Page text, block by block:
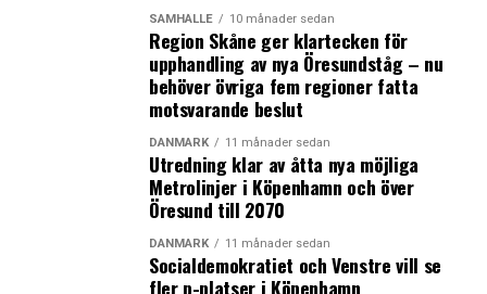
SAMHÄLLE 10 månader sedan
Region Skåne ger klartecken för
upphandling av nya Öresundståg – nu
behöver övriga fem regioner fatta
motsvarande beslut
DANMARK 11 månader sedan
Utredning klar av åtta nya möjliga
Metrolinjer i Köpenhamn och över
Öresund till 2070
DANMARK 11 månader sedan
Socialdemokratiet och Venstre vill se
fler p-platser i Köpenhamn